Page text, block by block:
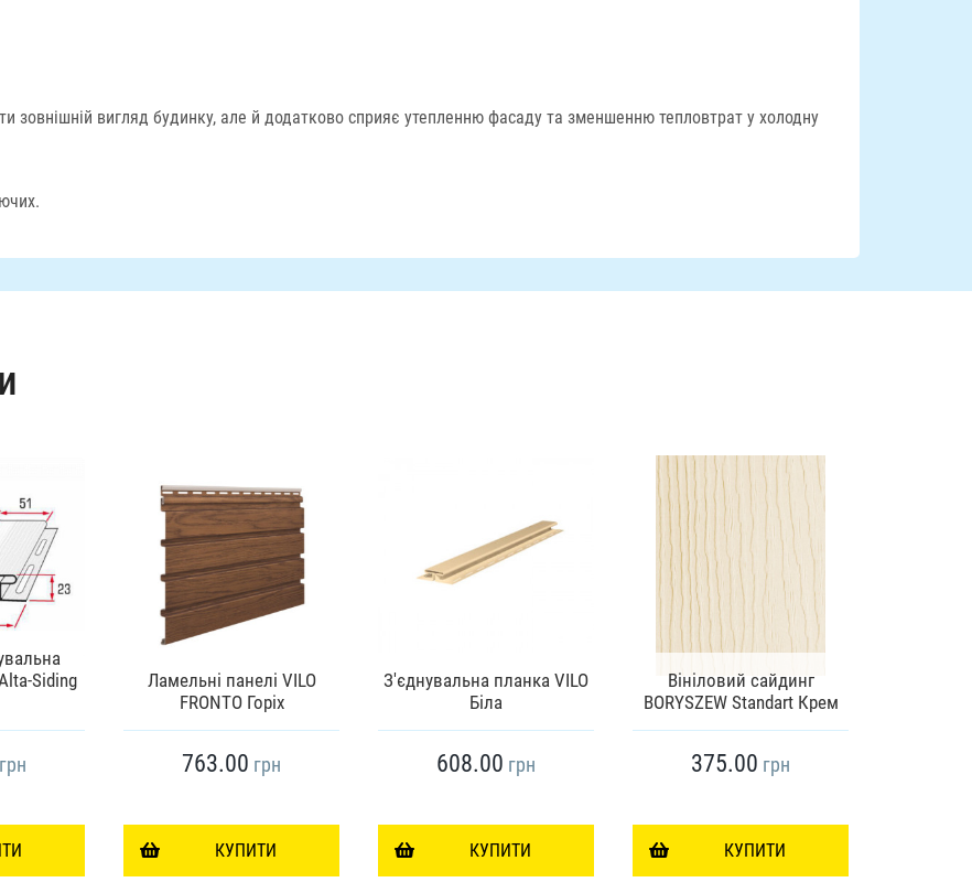
зовнішній вигляд будинку, але й додатково сприяє утепленню фасаду та зменшенню тепловтрат у холодну
Siding
грн
Ламельні панелі VILO
FRONTO Горіх
763.00 грн
КУПИТИ
З'єднувальна планка VILO
Біла
608.00 грн
КУПИТИ
Вініловий сайдинг
BORYSZEW Standart Крем
375.00 грн
КУПИТИ